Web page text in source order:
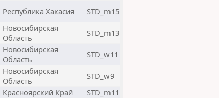
Республика Хакасия STD_m15
Новосибирская
Область
STD_m13
Новосибирская
Область
STD_w11
Новосибирская
Область
STD_w9
Красноярский Край
STD_m11